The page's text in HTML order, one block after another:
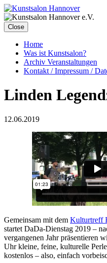
Close
Home
Was ist Kunstsalon?
Archiv Veranstaltungen
Kontakt / Impressum /
Linden
12.06.2019
Gemeinsam mit dem Kulturtreff
startet DaDa-Dienstag 2019 –
vergangenen Jahr präsentieren
Uhr kleine, feine, kulturelle
kostenlos – also, einfach